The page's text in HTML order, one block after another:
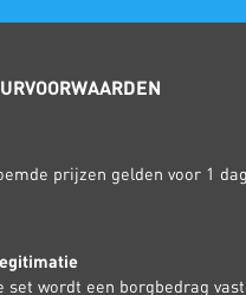
prijzen gelden voor 1
set wordt een borgbedrag